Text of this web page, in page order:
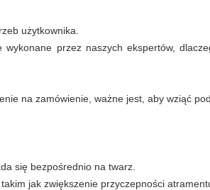
użytkownika.
przez naszych ekspertów,
na zamówienie, ważne jest, aby wziąć
się bezpośrednio na twarz.
jak zwiększenie przyczepności